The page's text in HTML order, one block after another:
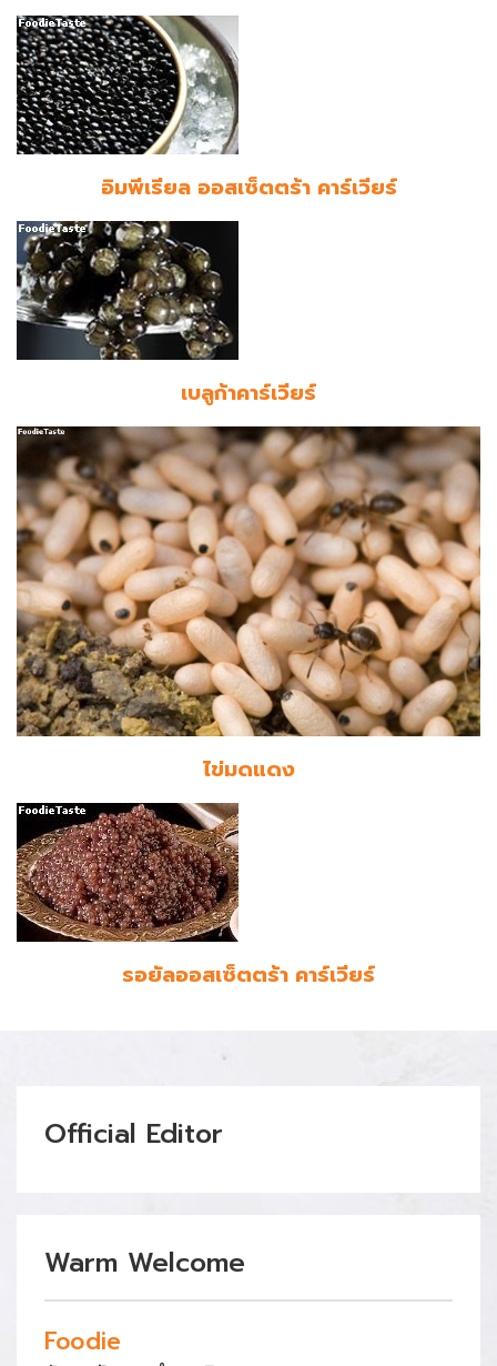
อิมพีเรียล ออสเซ็ตตร้า คาร์เวียร์
เบลูก้าคาร์เวียร์
ไข่มดแดง
รอยัลออสเซ็ตตร้า คาร์เวียร์
Official Editor
Warm Welcome
Foodie